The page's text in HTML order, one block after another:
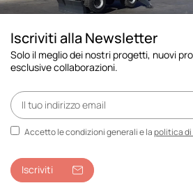
Iscriviti alla Newsletter
Solo il meglio dei nostri progetti, nuovi
esclusive collaborazioni.
Accetto le condizioni generali e lapolitica di
Iscriviti